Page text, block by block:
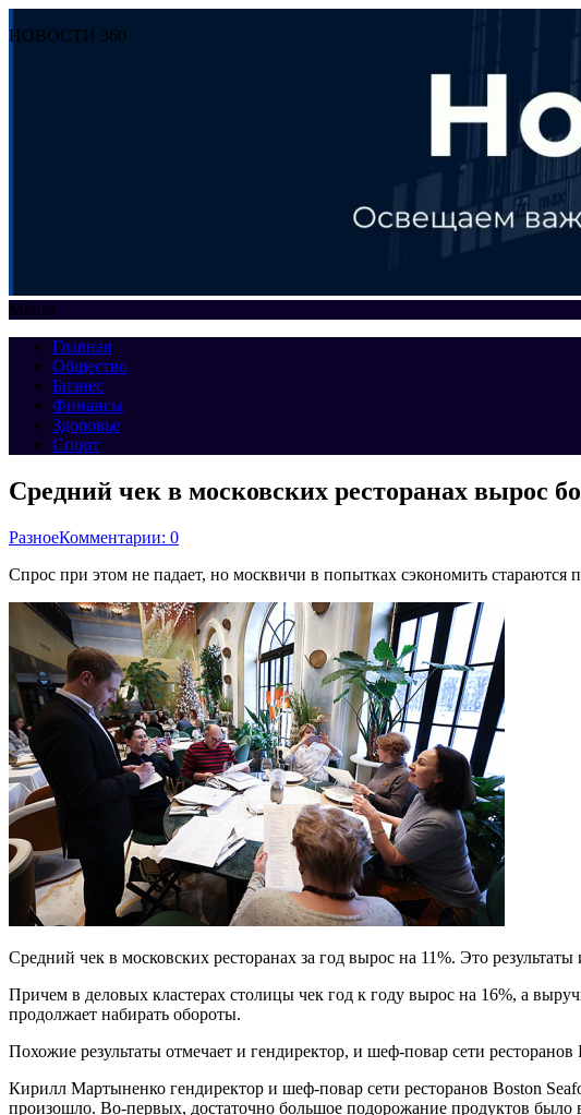
НОВОСТИ 360
Меню
Главная
Общество
Бизнес
Финансы
Здоровье
Спорт
Средний чек в московских ресторанах вырос
РазноеКомментарии: 0
Спрос при этом не падает, но москвичи в попытках сэкономить стараются
Средний чек в московских ресторанах за год вырос на 11%. Это
Причем в деловых кластерах столицы чек год к году вырос на 16%, а
продолжает набирать обороты.
Похожие результаты отмечает и гендиректор, и шеф-повар сети
Кирилл Мартыненко гендиректор и шеф-повар сети ресторанов Boston
произошло. Во-первых, достаточно большое подорожание продуктов